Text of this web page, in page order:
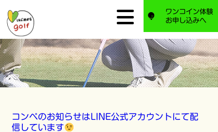
ワンコイン体験
お申し込みへ
コンペのお知らせはLINE公式アカウントにて配
信しています